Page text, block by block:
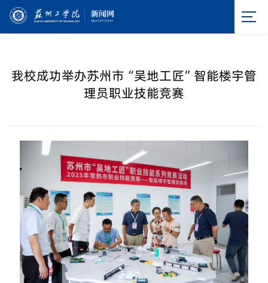
我校成功举办苏州市“吴地工匠”智能楼宇管
理员职业技能竞赛